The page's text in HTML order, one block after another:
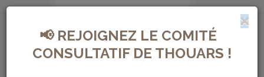
📢 REJOIGNEZ LE COMITÉ
CONSULTATIF DE THOUARS !